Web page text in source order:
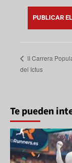
II Carrera
del Ictus
Te pueden